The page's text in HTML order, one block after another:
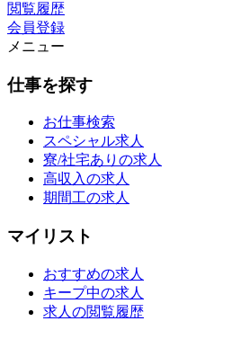
閲覧履歴
会員登録
メニュー
仕事を探す
お仕事検索
スペシャル求人
寮/社宅ありの求人
高収入の求人
期間工の求人
マイリスト
おすすめの求人
キープ中の求人
求人の閲覧履歴